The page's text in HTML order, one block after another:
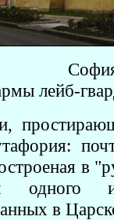
лейб-
в
одного
в